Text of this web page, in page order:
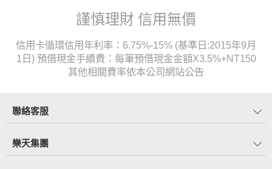
謹慎理財 信用無價
信用卡循環信用年利率：6.75%-15% (基準日:2015年9月
1日) 預借現金手續費：每筆預借現金金額X3.5%+NT150
其他相關費率依本公司網站公告
聯絡客服
樂天集團